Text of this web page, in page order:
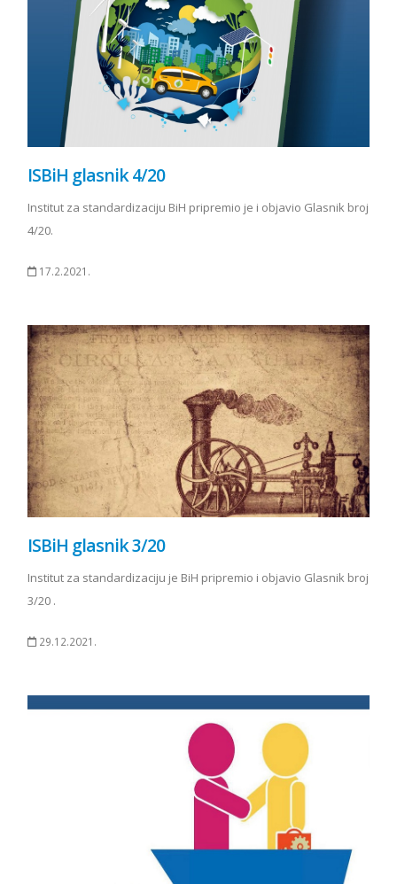
ISBiH glasnik 4/20
Institut za standardizaciju BiH pripremio je i objavio Glasnik broj
4/20.
17.2.2021.
ISBiH glasnik 3/20
Institut za standardizaciju je BiH pripremio i objavio Glasnik broj
3/20 .
29.12.2021.